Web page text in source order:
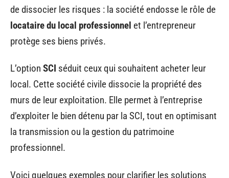
de dissocier les risques : la société endosse le rôle de
locataire du local professionnel et l’entrepreneur
protège ses biens privés.
L’option SCI séduit ceux qui souhaitent acheter leur
local. Cette société civile dissocie la propriété des
murs de leur exploitation. Elle permet à l’entreprise
d’exploiter le bien détenu par la SCI, tout en optimisant
la transmission ou la gestion du patrimoine
professionnel.
Voici quelques exemples pour clarifier les solutions